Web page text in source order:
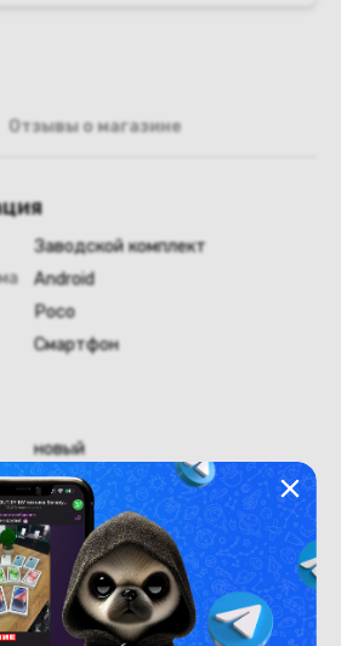
Отзывы о магазине
Заводской комплект
Android
Poco
Смартфон
новый
Новый